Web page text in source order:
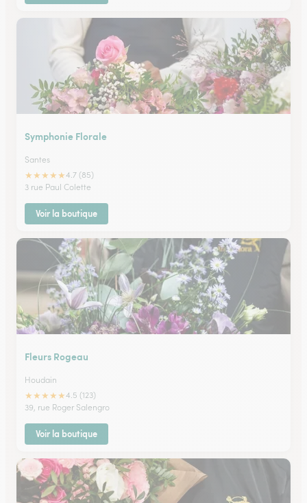
Symphonie Florale
Santes
★★★★★4.7 (85)
3 rue Paul Colette
Voir la boutique
Fleurs Rogeau
Houdain
★★★★★4.5 (123)
39, rue Roger Salengro
Voir la boutique